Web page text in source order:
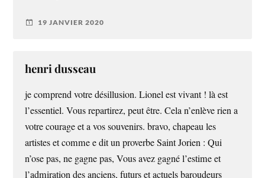
19 JANVIER 2020
henri dusseau
je comprend votre désillusion. Lionel est vivant ! là est
l’essentiel. Vous repartirez, peut être. Cela n’enlève rien a
votre courage et a vos souvenirs. bravo, chapeau les
artistes et comme e dit un proverbe Saint Jorien : Qui
n’ose pas, ne gagne pas, Vous avez gagné l’estime et
l’admiration des anciens, futurs et actuels baroudeurs